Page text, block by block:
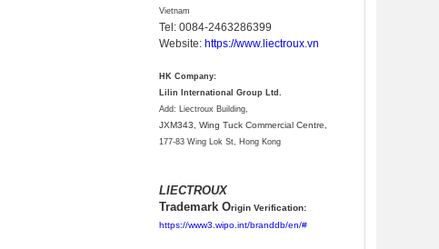
Vietnam
Tel: 0084-2463286399
Website: https://www.liectroux.vn
HK Company:
Lilin International Group Ltd.
Add: Liectroux Building,
JXM343, Wing Tuck Commercial Centre,
177-83 Wing Lok St, Hong Kong
LIECTROUX
Trademark Origin Verification:
https://www3.wipo.int/branddb/en/#